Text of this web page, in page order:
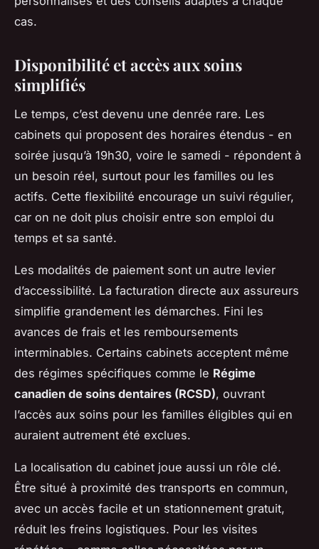
cas.
Disponibilité et accès aux soins
simplifiés
Le temps, c’est devenu une denrée rare. Les
cabinets qui proposent des horaires étendus - en
soirée jusqu’à 19h30, voire le samedi - répondent à
un besoin réel, surtout pour les familles ou les
actifs. Cette flexibilité encourage un suivi régulier,
car on ne doit plus choisir entre son emploi du
temps et sa santé.
Les modalités de paiement sont un autre levier
d’accessibilité. La facturation directe aux assureurs
simplifie grandement les démarches. Fini les
avances de frais et les remboursements
interminables. Certains cabinets acceptent même
des régimes spécifiques comme le Régime
canadien de soins dentaires (RCSD), ouvrant
l’accès aux soins pour les familles éligibles qui en
auraient autrement été exclues.
La localisation du cabinet joue aussi un rôle clé.
Être situé à proximité des transports en commun,
avec un accès facile et un stationnement gratuit,
réduit les freins logistiques. Pour les visites